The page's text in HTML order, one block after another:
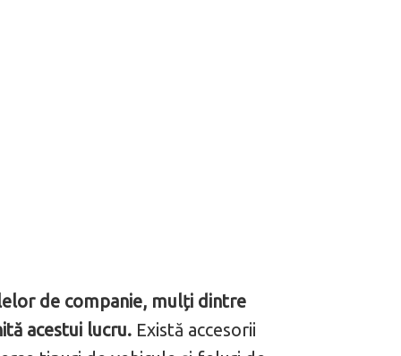
de companie, mulți dintre
acestui lucru. Există accesorii